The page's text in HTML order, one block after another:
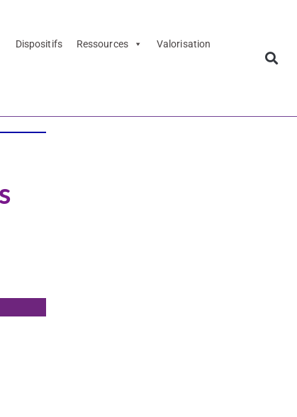
Dispositifs Ressources Valorisation